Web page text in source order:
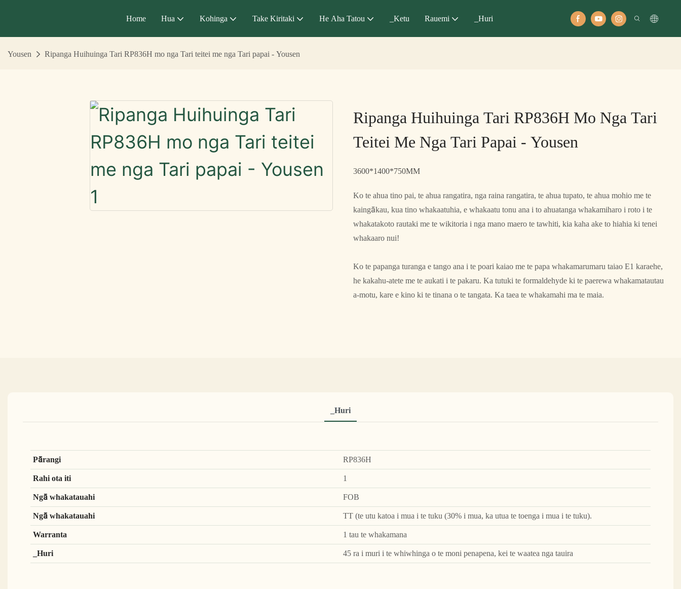
Home Hua Kohinga Take Kiritaki He Aha Tatou _Ketu Rauemi _Huri
Yousen Ripanga Huihuinga Tari RP836H mo nga Tari teitei me nga Tari papai - Yousen
Ripanga Huihuinga Tari RP836H Mo Nga Tari
Teitei Me Nga Tari Papai - Yousen
3600*1400*750MM
Ko te ahua tino pai, te ahua rangatira, nga raina rangatira, te ahua tupato, te ahua mohio me te
kaingākau, kua tino whakaatuhia, e whakaatu tonu ana i to ahuatanga whakamiharo i roto i te
whakatakoto rautaki me te wikitoria i nga mano maero te tawhiti, kia kaha ake to hiahia ki tenei
whakaaro nui!
Ko te papanga turanga e tango ana i te poari kaiao me te papa whakamarumaru taiao E1 karaehe,
he kakahu-atete me te aukati i te pakaru. Ka tutuki te formaldehyde ki te paerewa whakamatautau
a-motu, kare e kino ki te tinana o te tangata. Ka taea te whakamahi ma te maia.
_Huri
Pārangi
RP836H
Rahi ota iti
1
Ngā whakatauahi
FOB
Ngā whakatauahi
TT (te utu katoa i mua i te tuku (30% i mua, ka utua te toenga i mua i te tuku).
Warranta
1 tau te whakamana
_Huri
45 ra i muri i te whiwhinga o te moni penapena, kei te waatea nga tauira